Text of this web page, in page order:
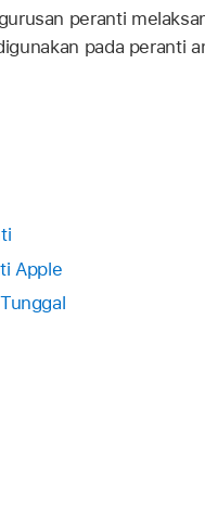
peranti
pada peranti
Apple